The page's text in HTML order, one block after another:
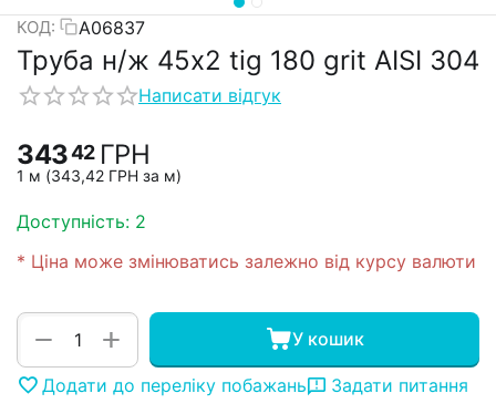
КОД: А06837
Труба н/ж 45х2 tig 180 grit AISI 304
Написати відгук
34342 ГРН
1 м (343,42 ГРН за м)
Доступність: 2
* Ціна може змінюватись залежно від курсу валюти
+
− У кошик
Додати до переліку побажань Задати питання